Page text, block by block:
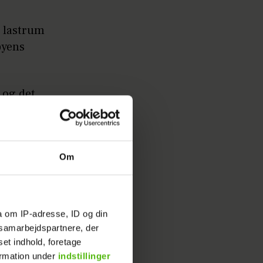
Om
om IP-adresse, ID og din
der
indhold, foretage
under indstillinger
lastrum
det
hun
ad.
jeg